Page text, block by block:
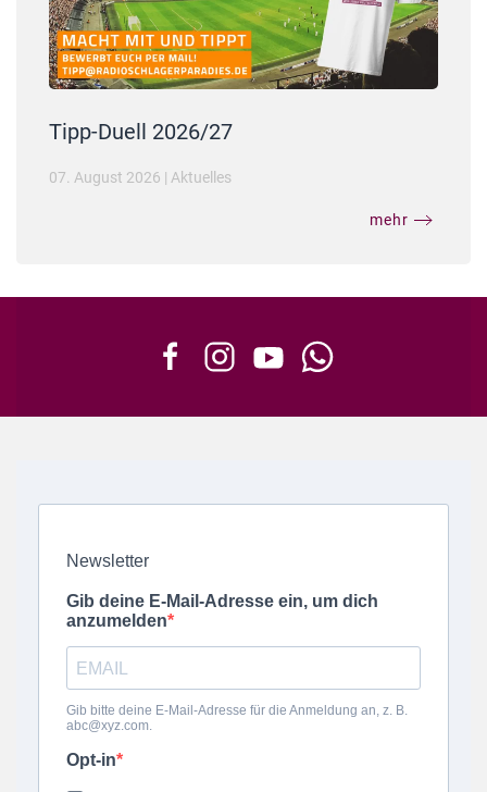
Tipp-Duell 2026/27
07. August 2026 | Aktuelles
mehr